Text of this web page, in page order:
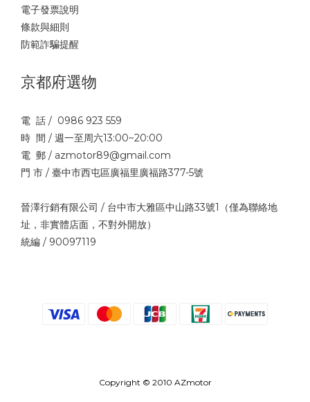
電子發票說明
條款與細則
防範詐騙提醒
京都府選物
電 話 / 0986 923 559
時 間 / 週一至周六13:00~20:00
電 郵 / azmotor89@gmail.com
門 市 / 臺中市西屯區廣福里廣福路377-5號
晉澤行銷有限公司 / 台中市大雅區中山路33號1（僅為聯絡地
址，非實體店面，不對外開放）
統編 / 90097119
Copyright © 2010 AZmotor